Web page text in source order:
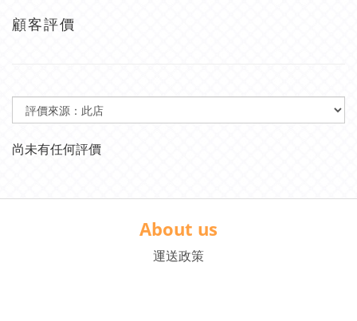
顧客評價
尚未有任何評價
About us
運送政策